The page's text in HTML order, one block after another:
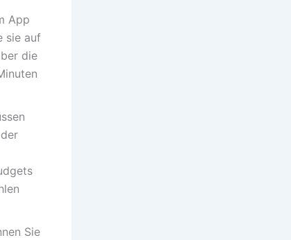
App
sie auf
die
Sie